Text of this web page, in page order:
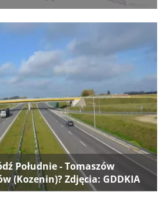
Południe - Tomaszów
(Kozenin)? Zdjęcia: GDDKIA